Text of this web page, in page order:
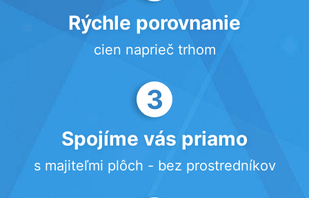
Rýchle porovnanie
cien naprieč trhom
3
Spojíme vás priamo
s majiteľmi plôch - bez prostredníkov